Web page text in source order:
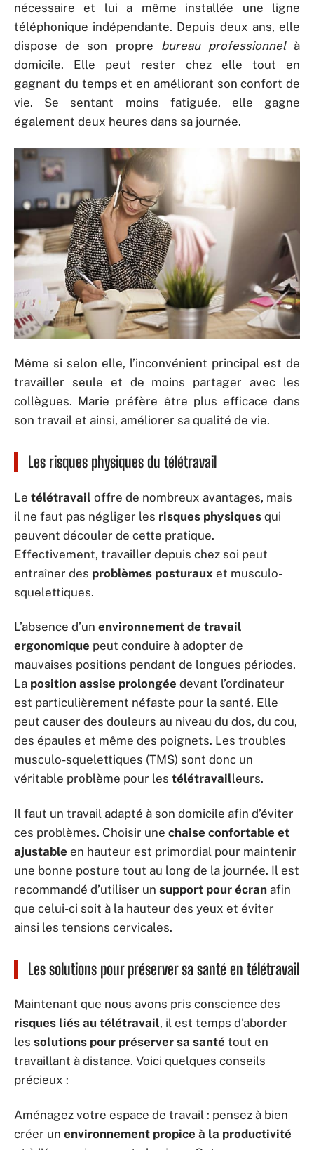
nécessaire et lui a même installée une ligne
téléphonique indépendante. Depuis deux ans, elle
dispose de son propre bureau professionnelà
domicile. Elle peut rester chez elle tout en
gagnant du temps et en améliorant son confort de
vie. Se sentant moins fatiguée, elle gagne
également deux heures dans sa journée.
Même si selon elle, l’inconvénient principal est de
travailler seule et de moins partager avec les
collègues. Marie préfère être plus efficace dans
son travail et ainsi, améliorer sa qualité de vie.
Les risques physiques du télétravail
Le télétravail offre de nombreux avantages, mais
il ne faut pas négliger les risques physiques qui
peuvent découler de cette pratique.
Effectivement, travailler depuis chez soi peut
entraîner des problèmes posturaux et musculo-
squelettiques.
L’absence d’un environnement de travail
ergonomique peut conduire à adopter de
mauvaises positions pendant de longues périodes.
La position assise prolongée devant l’ordinateur
est particulièrement néfaste pour la santé. Elle
peut causer des douleurs au niveau du dos, du cou,
des épaules et même des poignets. Les troubles
musculo-squelettiques (TMS) sont donc un
véritable problème pour les télétravailleurs.
Il faut un travail adapté à son domicile afin d’éviter
ces problèmes. Choisir une chaise confortable et
ajustable en hauteur est primordial pour maintenir
une bonne posture tout au long de la journée. Il est
recommandé d’utiliser un support pour écran afin
que celui-ci soit à la hauteur des yeux et éviter
ainsi les tensions cervicales.
Les solutions pour préserver sa santé en télétravail
Maintenant que nous avons pris conscience des
risques liés au télétravail, il est temps d’aborder
les solutions pour préserver sa santé tout en
travaillant à distance. Voici quelques conseils
précieux :
Aménagez votre espace de travail : pensez à bien
créer un environnement propice à la productivité